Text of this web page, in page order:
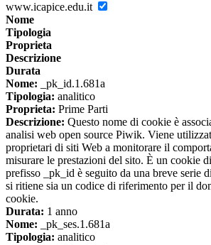
www.icapice.edu.it
Nome
Tipologia
Proprieta
Descrizione
Durata
Nome: _pk_id.1.681a
Tipologia: analitico
Proprieta: Prime Parti
Descrizione: Questo nome di cookie è
analisi web open source Piwik. Viene
proprietari di siti Web a monitorare il
misurare le prestazioni del sito. È un cookie
prefisso _pk_id è seguito da una breve serie
si ritiene sia un codice di riferimento per il
cookie.
Durata: 1 anno
Nome: _pk_ses.1.681a
Tipologia: analitico